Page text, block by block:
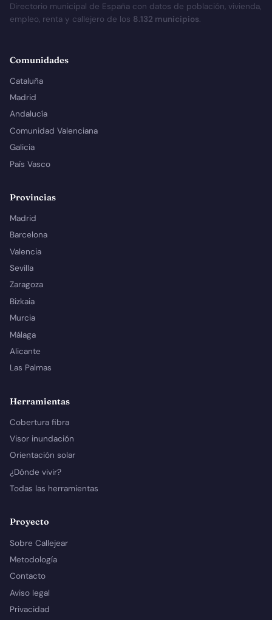
Directorio municipal de España con datos de población, vivienda,
empleo, renta y callejero de los 8.132 municipios.
Comunidades
Cataluña
Madrid
Andalucía
Comunidad Valenciana
Galicia
País Vasco
Provincias
Madrid
Barcelona
Valencia
Sevilla
Zaragoza
Bizkaia
Murcia
Málaga
Alicante
Las Palmas
Herramientas
Cobertura fibra
Visor inundación
Orientación solar
¿Dónde vivir?
Todas las herramientas
Proyecto
Sobre Callejear
Metodología
Contacto
Aviso legal
Privacidad